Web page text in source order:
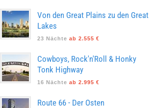
Von den Great Plains zu den Great
Lakes
23 Nächte ab 2.555 €
Cowboys, Rock'n'Roll & Honky
Tonk Highway
16 Nächte ab 2.995 €
Route 66 - Der Osten